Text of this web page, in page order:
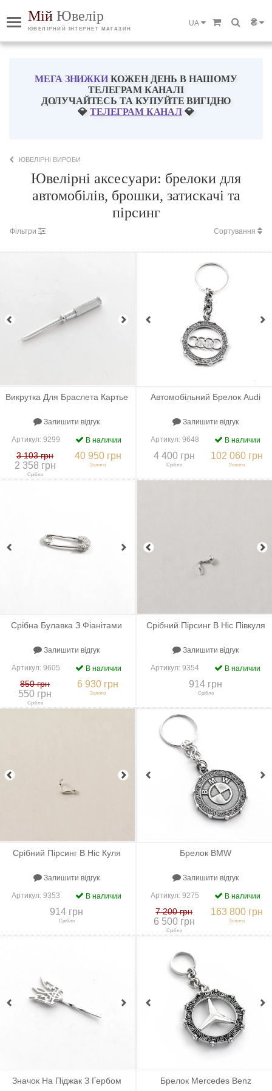
Мій Ювелір
ЮВЕЛІРНИЙ ІНТЕРНЕТ МАГАЗИН
₴
UA
МЕГА ЗНИЖКИКОЖЕН ДЕНЬ В НАШОМУ
ТЕЛЕГРАМ КАНАЛІ
ДОЛУЧАЙТЕСЬ ТА КУПУЙТЕ ВИГІДНО
💎ТЕЛЕГРАМ КАНАЛ 💎
ЮВЕЛІРНІ ВИРОБИ
Ювелірні аксесуари: брелоки для
автомобілів, брошки, затискачі та
пірсинг
Фільтри Сортування
Викрутка Для Браслета Картье
Залишити відгук
Артикул: 9299 В наличии
3 103 грн
2 358 грн
Срібло
40 950 грн
Золото
Автомобільний Брелок Audi
Залишити відгук
Артикул: 9648 В наличии
4 400 грн
Срібло
102 060 грн
Золото
Срібна Булавка З Фіанітами
Залишити відгук
Артикул: 9605 В наличии
850 грн
550 грн
Срібло
6 930 грн
Золото
Срібний Пірсинг В Ніс Півкуля
Залишити відгук
Артикул: 9354 В наличии
914 грн
Срібло
До порівняння
Срібний Пірсинг В Ніс Куля
Залишити відгук
Артикул: 9353 В наличии
914 грн
Срібло
Брелок BMW
Залишити відгук
Артикул: 9275 В наличии
7 200 грн
6 500 грн
Срібло
163 800 грн
Золото
До порівняння
Значок На Піджак З Гербом Брелок Mercedes Benz